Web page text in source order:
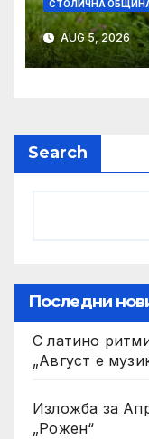
СТОЛИЧНА
AUG 5, 2026
Search
Последни
С латино
„Август е
Изложба за
„Рожен“